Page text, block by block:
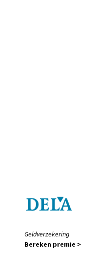
Geldverzekering
Bereken premie >